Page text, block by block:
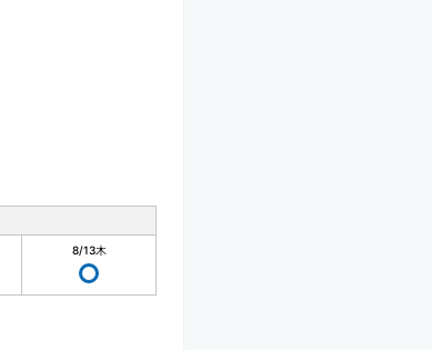
8/13木